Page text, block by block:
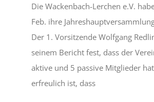
Die Wackenbach-Lerchen e.V.
Feb. ihre
Der 1. Vorsitzende Wolfgang
seinem Bericht fest, dass der
aktive und 5 passive Mitglieder
erfreulich ist, dass